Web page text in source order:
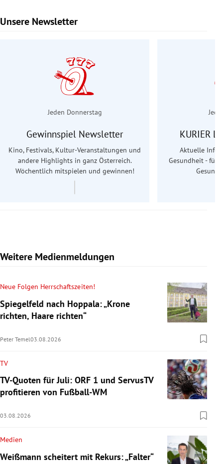
Unsere Newsletter
Slide 1 von 6
Jeden Donnerstag
Gewinnspiel Newsletter
Kino, Festivals, Kultur-Veranstaltungen und
andere Highlights in ganz Österreich.
Wöchentlich mitspielen und gewinnen!
KURIER
Aktuelle
Gesundheit - für
Weitere Medienmeldungen
Neue Folgen Herrschaftszeiten!
Spiegelfeld nach Hoppala: „Krone
richten, Haare richten“
Peter Temel03.08.2026
TV
TV-Quoten für Juli: ORF 1 und ServusTV
profitieren von Fußball-WM
03.08.2026
Medien
Weißmann scheitert mit Rekurs: „Falter“